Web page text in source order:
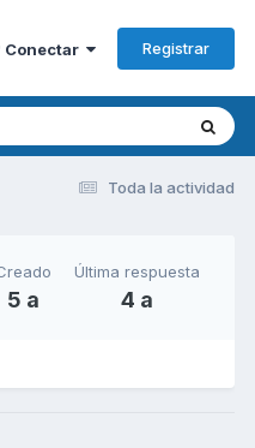
Conectar Registrar
Toda la actividad
5 a
Última respuesta
4 a